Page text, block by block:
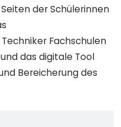
der Schülerinnen
Fachschulen
das digitale Tool
Bereicherung des